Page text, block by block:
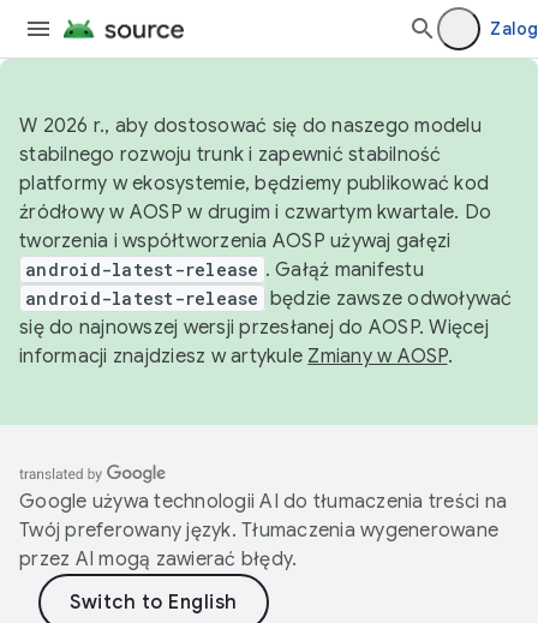
W 2026 r., aby dostosować się do naszego modelu
stabilnego rozwoju trunk i zapewnić stabilność
platformy w ekosystemie, będziemy publikować kod
źródłowy w AOSP w drugim i czwartym kwartale. Do
tworzenia i współtworzenia AOSP używaj gałęzi
android-latest-release . Gałąź manifestu
android-latest-release będzie zawsze odwoływać
się do najnowszej wersji przesłanej do AOSP. Więcej
informacji znajdziesz w artykule Zmiany w AOSP.
Google używa technologii AI do tłumaczenia treści na
Twój preferowany język. Tłumaczenia wygenerowane
przez AI mogą zawierać błędy.